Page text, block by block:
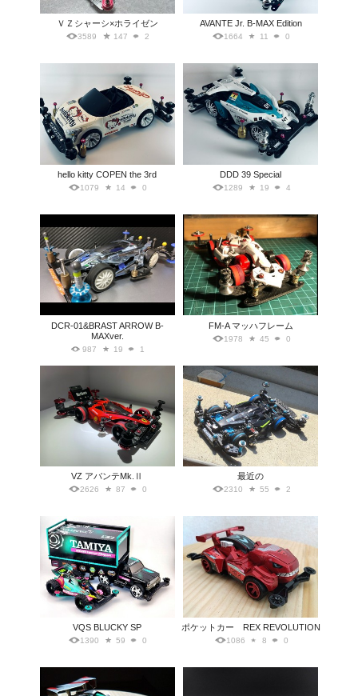
ＶＺシャーシ×ホライゼン
3589 147 2
AVANTE Jr. B-MAX Edition
1664 11 0
hello kitty COPEN the 3rd
1079 14 0
DDD 39 Special
1289 19 4
DCR-01&BRAST ARROW B-
MAXver.
987 19 1
FM-A マッハフレーム
1978 45 0
VZ アバンテMk.Ⅱ
2626 87 0
最近の
2310 55 2
VQS BLUCKY SP
1390 59 0
ポケットカー REX REVOLUTION
1086 8 0